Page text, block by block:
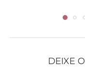
DEIXE